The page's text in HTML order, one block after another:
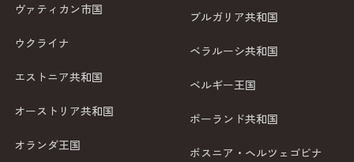
ヴァティカン市国
ウクライナ
エストニア共和国
オーストリア共和国
オランダ王国
ブルガリア共和国
ベラルーシ共和国
ベルギー王国
ポーランド共和国
ボスニア・ヘルツェゴビナ